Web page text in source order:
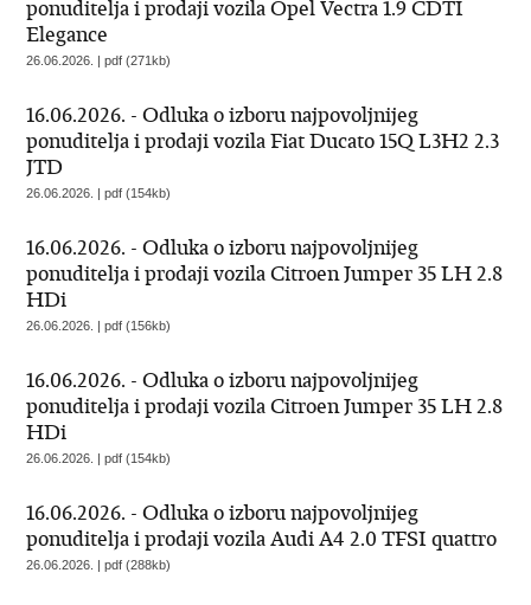
ponuditelja i prodaji vozila Opel Vectra 1.9 CDTI
Elegance
26.06.2026. | pdf (271kb)
16.06.2026. - Odluka o izboru najpovoljnijeg
ponuditelja i prodaji vozila Fiat Ducato 15Q L3H2 2.3
JTD
26.06.2026. | pdf (154kb)
16.06.2026. - Odluka o izboru najpovoljnijeg
ponuditelja i prodaji vozila Citroen Jumper 35 LH 2.8
HDi
26.06.2026. | pdf (156kb)
16.06.2026. - Odluka o izboru najpovoljnijeg
ponuditelja i prodaji vozila Citroen Jumper 35 LH 2.8
HDi
26.06.2026. | pdf (154kb)
16.06.2026. - Odluka o izboru najpovoljnijeg
ponuditelja i prodaji vozila Audi A4 2.0 TFSI quattro
26.06.2026. | pdf (288kb)